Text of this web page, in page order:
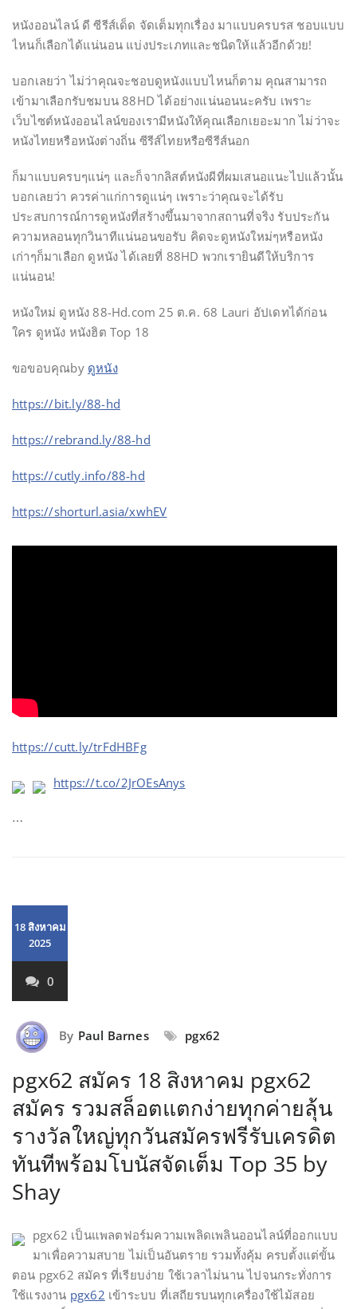
หนังออนไลน์ ดี ซีรีส์เด็ด จัดเต็มทุกเรื่อง มาแบบครบรส ชอบแบบ
ไหนก็เลือกได้แน่นอน แบ่งประเภทและชนิดให้แล้วอีกด้วย!
บอกเลยว่า ไม่ว่าคุณจะชอบดูหนังแบบไหนก็ตาม คุณสามารถ
เข้ามาเลือกรับชมบน 88HD ได้อย่างแน่นอนนะครับ เพราะ
เว็บไซต์หนังออนไลน์ของเรามีหนังให้คุณเลือกเยอะมาก ไม่ว่าจะ
หนังไทยหรือหนังต่างถิ่น ซีรีส์ไทยหรือซีรีส์นอก
ก็มาแบบครบๆแน่ๆ และก็จากลิสต์หนังผีที่ผมเสนอแนะไปแล้วนั้น
บอกเลยว่า ควรค่าแก่การดูแน่ๆ เพราะว่าคุณจะได้รับ
ประสบการณ์การดูหนังที่สร้างขึ้นมาจากสถานที่จริง รับประกัน
ความหลอนทุกวินาทีแน่นอนขอรับ คิดจะดูหนังใหม่ๆหรือหนัง
เก่าๆก็มาเลือก ดูหนัง ได้เลยที่ 88HD พวกเรายินดีให้บริการ
แน่นอน!
หนังใหม่ ดูหนัง 88-Hd.com 25 ต.ค. 68 Lauri อัปเดทได้ก่อน
ใคร ดูหนัง หนังฮิต Top 18
ขอขอบคุณby ดูหนัง
https://bit.ly/88-hd
https://rebrand.ly/88-hd
https://cutly.info/88-hd
https://shorturl.asia/xwhEV
https://cutt.ly/trFdHBFg
https://t.co/2JrOEsAnys
…
18 สิงหาคม
2025
0
By Paul Barnes pgx62
pgx62 สมัคร 18 สิงหาคม pgx62
สมัคร รวมสล็อตแตกง่ายทุกค่ายลุ้น
รางวัลใหญ่ทุกวันสมัครฟรีรับเครดิต
ทันทีพร้อมโบนัสจัดเต็ม Top 35 by
Shay
pgx62 เป็นแพลตฟอร์มความเพลิดเพลินออนไลน์ที่ออกแบบ
มาเพื่อความสบาย ไม่เป็นอันตราย รวมทั้งคุ้ม ครบตั้งแต่ขั้น
ตอน pgx62 สมัคร ที่เรียบง่าย ใช้เวลาไม่นาน ไปจนกระทั่งการ
ใช้แรงงาน pgx62 เข้าระบบ ที่เสถียรบนทุกเครื่องใช้ไม้สอย